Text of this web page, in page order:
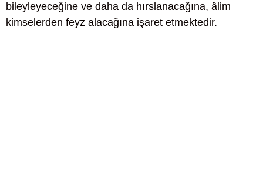
bileyleyeceğine ve daha da hırslanacağına, âlim
kimselerden feyz alacağına işaret etmektedir.